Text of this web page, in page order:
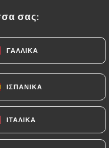
σας:
ΓΑΛΛΙΚΆ
ΙΣΠΑΝΙΚΆ
ΙΤΑΛΙΚΆ
σας:
ΓΑΛΛΙΚΆ
ΙΣΠΑΝΙΚΆ
ΙΤΑΛΙΚΆ